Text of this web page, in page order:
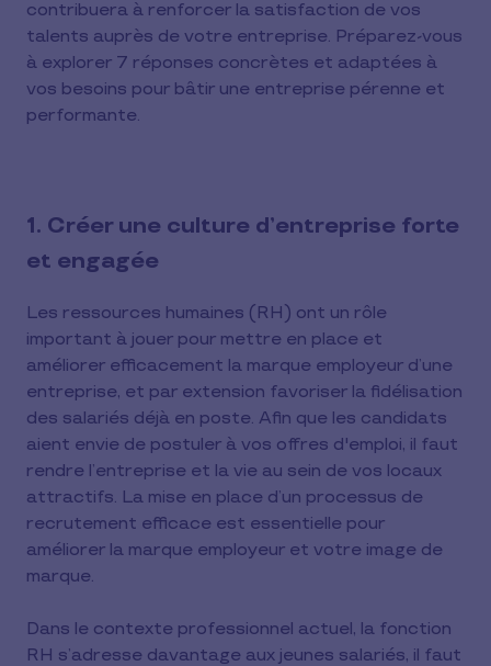
contribuera à renforcer la satisfaction de vos
talents auprès de votre entreprise. Préparez-vous
à explorer 7 réponses concrètes et adaptées à
vos besoins pour bâtir une entreprise pérenne et
performante.
1. Créer une culture d’entreprise forte
et engagée
Les ressources humaines (RH) ont un rôle
important à jouer pour mettre en place et
améliorer efficacement la marque employeur d’une
entreprise, et par extension favoriser la fidélisation
des salariés déjà en poste. Afin que les candidats
aient envie de postuler à vos offres d'emploi, il faut
rendre l’entreprise et la vie au sein de vos locaux
attractifs. La mise en place d’un processus de
recrutement efficace est essentielle pour
améliorer la marque employeur et votre image de
marque.
Dans le contexte professionnel actuel, la fonction
RH s’adresse davantage aux jeunes salariés, il faut